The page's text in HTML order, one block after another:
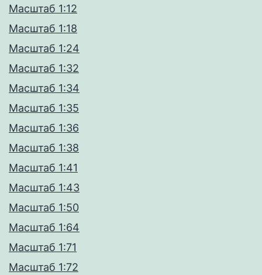
Масштаб 1:12
Масштаб 1:18
Масштаб 1:24
Масштаб 1:32
Масштаб 1:34
Масштаб 1:35
Масштаб 1:36
Масштаб 1:38
Масштаб 1:41
Масштаб 1:43
Масштаб 1:50
Масштаб 1:64
Масштаб 1:71
Масштаб 1:72